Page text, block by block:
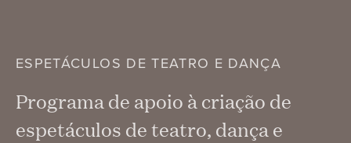
ESPETÁCULOS DE TEATRO E DANÇA
Programa de apoio à criação de
espetáculos de teatro, dança e